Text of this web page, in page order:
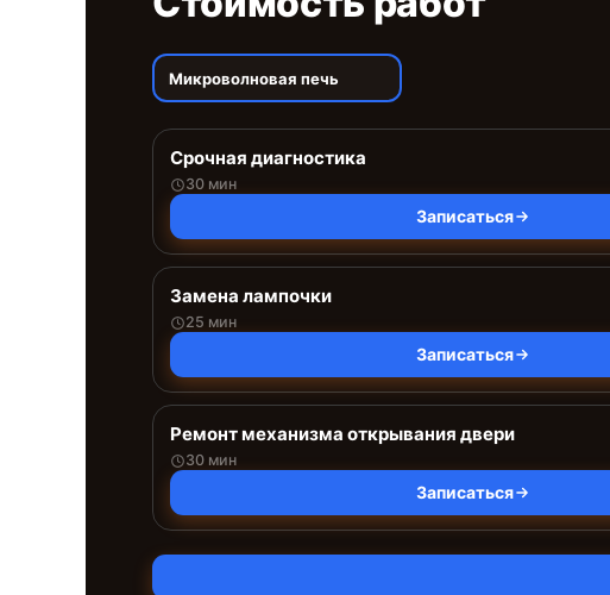
Микроволновая печь
Срочная диагностика
30 мин
Записаться
Замена лампочки
25 мин
Записаться
Ремонт механизма открывания двери
30 мин
Записаться